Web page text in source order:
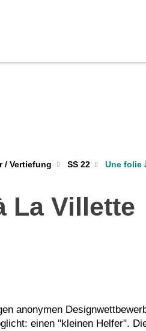
/ Vertiefung SS 22 Une folie
La Villette
anonymen
einen "kleinen Helfer".